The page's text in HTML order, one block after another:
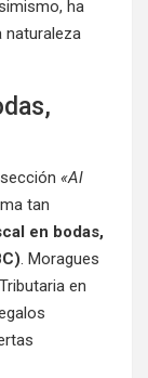
ha
naturaleza
«Al
tan
en bodas,
. Moragues
en